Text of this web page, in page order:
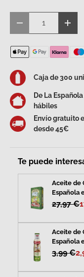
Disminuir
Caja de 300
De La
hábiles
Envío gratuito
desde 45€
Te puede
Aceite de
Española
27,97 €
Aceite de
Española
3,99 €